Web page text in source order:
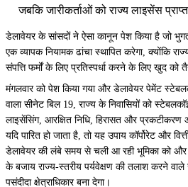
जबकि जारीकर्ताओं को राज्य लाइसेंस
डेलावेयर के सांसदों ने ऐसा कानून पेश किया है जो
एक व्यापक नियामक ढांचा स्थापित करेगा, क्योंकि
संपत्ति फर्मों के लिए प्रतिस्पर्धा करने के लिए खुद को
मंगलवार को पेश किया गया और डेलावेयर पेमेंट
वाला सीनेट बिल 19, राज्य के निवासियों को
लाइसेंसिंग, आरक्षित निधि, हिरासत और प्रकटीकरण
यदि पारित हो जाता है, तो यह उपाय कॉर्पोरेट और
डेलावेयर की लंबे समय से चली आ रही भूमिका को और
के बजाय राज्य-स्तरीय पर्यवेक्षण की तलाश करने
पसंदीदा क्षेत्राधिकार बना देगा।